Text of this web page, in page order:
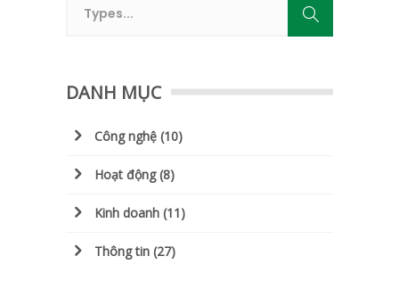
DANH MỤC
Công nghệ (10)
Hoạt động(8)
Kinh doanh (11)
Thông tin (27)